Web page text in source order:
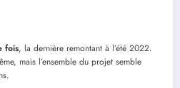
fois, la dernière remontant à l’été 2022.
mais l’ensemble du projet semble